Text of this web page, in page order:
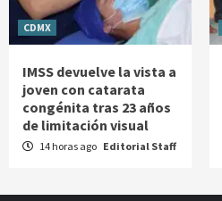
CDMX
IMSS devuelve la vista a
joven con catarata
congénita tras 23 años
de limitación visual
14 horas ago Editorial Staff